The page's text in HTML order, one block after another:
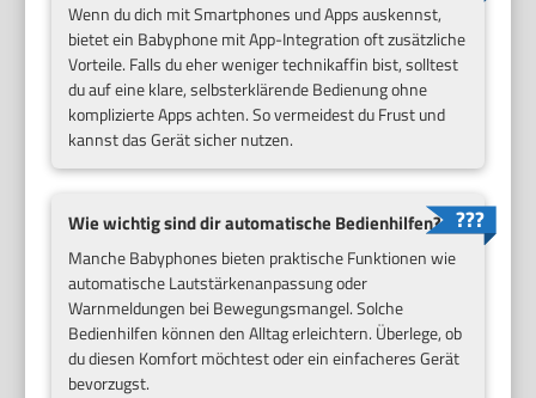
Wenn du dich mit Smartphones und Apps auskennst,
bietet ein Babyphone mit App-Integration oft zusätzliche
Vorteile. Falls du eher weniger technikaffin bist, solltest
du auf eine klare, selbsterklärende Bedienung ohne
komplizierte Apps achten. So vermeidest du Frust und
kannst das Gerät sicher nutzen.
Wie wichtig sind dir automatische Bedienhilfen?
Manche Babyphones bieten praktische Funktionen wie
automatische Lautstärkenanpassung oder
Warnmeldungen bei Bewegungsmangel. Solche
Bedienhilfen können den Alltag erleichtern. Überlege, ob
du diesen Komfort möchtest oder ein einfacheres Gerät
bevorzugst.